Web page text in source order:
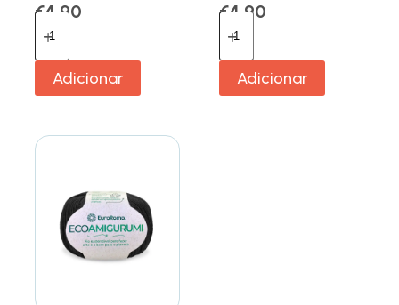
€4.90
Adicionar
€4.90
Adicionar